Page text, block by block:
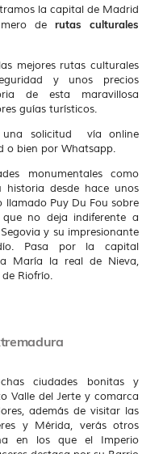
la capital de Madrid
de rutas culturales
mejores rutas culturales
y unos precios
de esta maravillosa
guías turísticos.
una solicitud vía online
o bien por Whatsapp.
monumentales como
historia desde hace unos
llamado Puy Du Fou sobre
no deja indiferente a
y su impresionante
Pasa por la capital
María la real de Nieva,
Riofrío.
ciudades bonitas y
Valle del Jerte y comarca
además de visitar las
y Mérida, verás otros
en los que el Imperio